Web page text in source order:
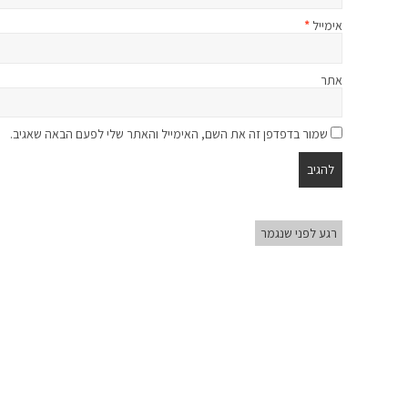
אימייל *
אתר
שמור בדפדפן זה את השם, האימייל והאתר שלי לפעם הבאה שאגיב.
רגע לפני שנגמר